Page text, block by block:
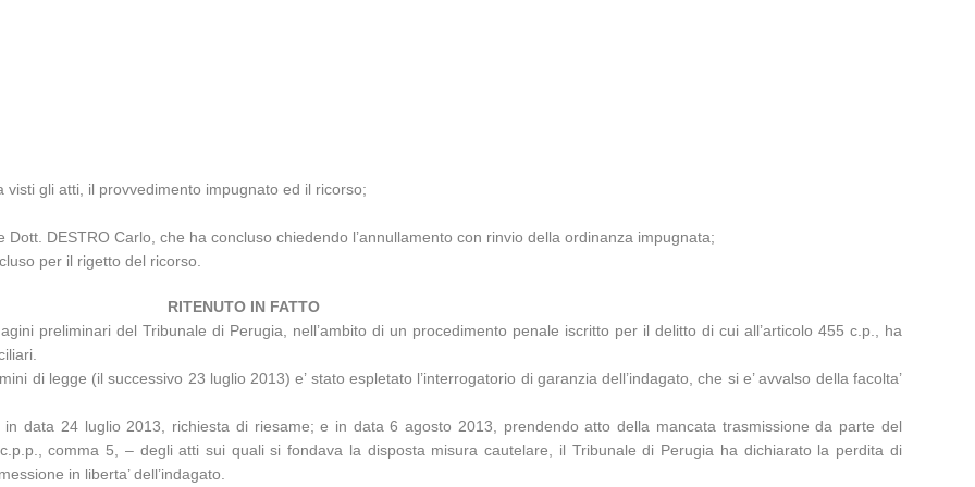
visti gli atti, il provvedimento impugnato ed il ricorso;
DESTRO Carlo, che ha concluso chiedendo l’annullamento con rinvio della ordinanza impugnata;
per il rigetto del ricorso.
RITENUTO IN FATTO
preliminari del Tribunale di Perugia, nell’ambito di un procedimento penale iscritto per il delitto di cui all’articolo 455 c.p., ha
di legge (il successivo 23 luglio 2013) e’ stato espletato l’interrogatorio di garanzia dell’indagato, che si e’ avvalso della facolta’
data 24 luglio 2013, richiesta di riesame; e in data 6 agosto 2013, prendendo atto della mancata trasmissione da parte del
comma 5, – degli atti sui quali si fondava la disposta misura cautelare, il Tribunale di Perugia ha dichiarato la perdita di
in liberta’ dell’indagato.